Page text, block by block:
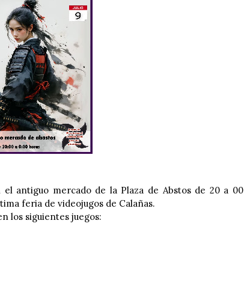
antiguo mercado de la Plaza de Abstos de 20 a 00
feria de videojugos de Calañas.
los siguientes juegos: